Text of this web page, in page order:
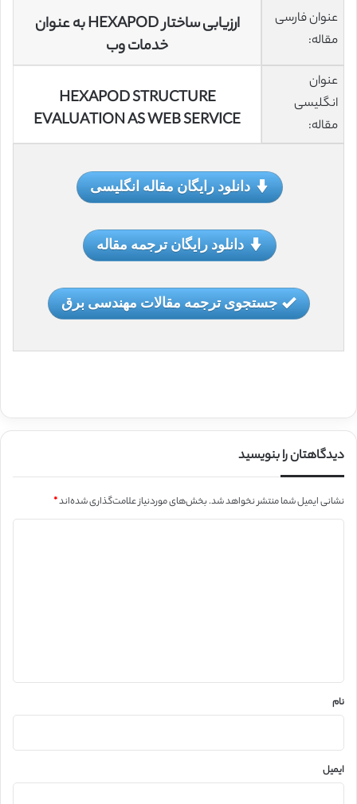
عنوان فارسی
مقاله:
ارزیابی ساختار HEXAPOD به عنوان
خدمات وب
عنوان
انگلیسی
مقاله:
HEXAPOD STRUCTURE
EVALUATION AS WEB SERVICE
دانلود رایگان مقاله انگلیسی
دانلود رایگان ترجمه مقاله
جستجوی ترجمه مقالات مهندسی برق
دیدگاهتان را بنویسید
نشانی ایمیل شما منتشر نخواهد شد.بخش‌های موردنیاز علامت‌گذاری شده‌اند*
نام
ایمیل